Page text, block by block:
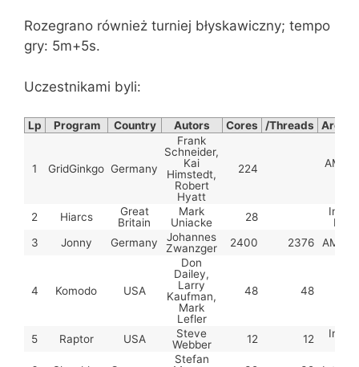
Rozegrano również turniej błyskawiczny; tempo
gry: 5m+5s.
Uczestnikami byli:
Lp Program Country Autors Cores /Threads
1 GridGinkgo Germany
Frank
Schneider,
Kai
Himstedt,
Robert
Hyatt
224
AMD
2 Hiarcs
Great
Britain
Mark
Uniacke
28
Intel
E5-
3
Jonny Germany
Johannes
Zwanzger
2400 2376 AMD
4 Komodo USA
Don
Dailey,
Larry
Kaufman,
Mark
Lefler
48 48
5 Raptor USA
Steve
Webber
12 12
Intel
Stefan